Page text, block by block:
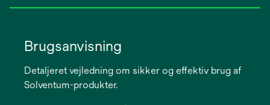
Brugsanvisning
Detaljeret vejledning om sikker og effektiv brug af
Solventum-produkter.